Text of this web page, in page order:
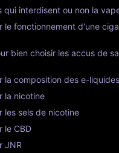
qui interdisent ou non la
le fonctionnement d'une
bien choisir les accus de
la composition des e-liquides
la nicotine
les sels de nicotine
le CBD
JNR